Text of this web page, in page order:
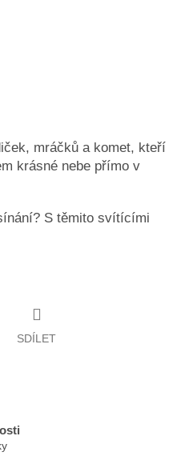
mráčků a komet, kteří
krásné nebe přímo v
S těmito svítícími
SDÍLET